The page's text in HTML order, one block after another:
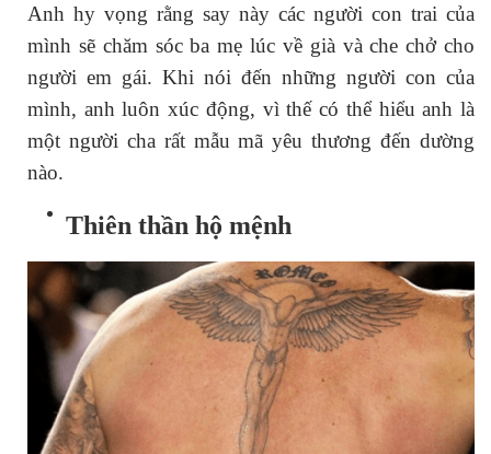
Anh hy vọng rằng say này các người con trai của
mình sẽ chăm sóc ba mẹ lúc về già và che chở cho
người em gái. Khi nói đến những người con của
mình, anh luôn xúc động, vì thế có thể hiểu anh là
một người cha rất mẫu mã yêu thương đến dường
nào.
Thiên thần hộ mệnh